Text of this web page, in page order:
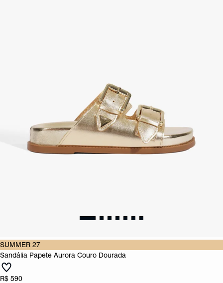
SUMMER 27
Sandália Papete Aurora Couro Dourada
R$ 590